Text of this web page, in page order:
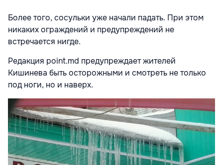
Более того, сосульки уже начали падать. При этом
никаких ограждений и предупреждений не
встречается нигде.
Редакция point.md предупреждает жителей
Кишинева быть осторожными и смотреть не только
под ноги, но и наверх.